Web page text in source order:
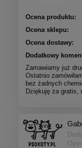
Ocena produktu:
Ocena sklepu:
Ocena dostawy:
Dodatkowy
Zamawiamy już
Ostatnio
bez żadnych
Dziękuję za gratis,